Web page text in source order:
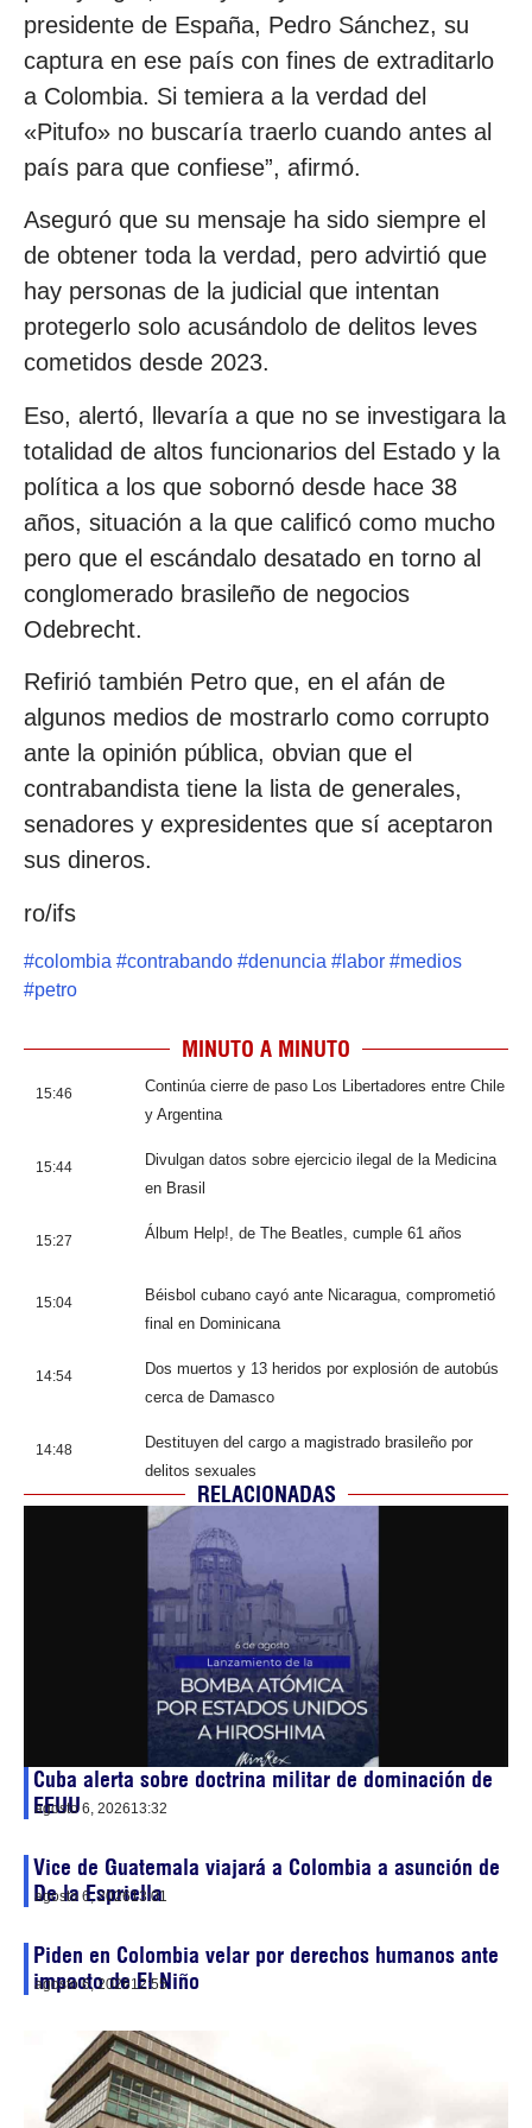
presidente de España, Pedro Sánchez, su
captura en ese país con fines de extraditarlo
a Colombia. Si temiera a la verdad del
«Pitufo» no buscaría traerlo cuando antes al
país para que confiese”, afirmó.
Aseguró que su mensaje ha sido siempre el
de obtener toda la verdad, pero advirtió que
hay personas de la judicial que intentan
protegerlo solo acusándolo de delitos leves
cometidos desde 2023.
Eso, alertó, llevaría a que no se investigara la
totalidad de altos funcionarios del Estado y la
política a los que sobornó desde hace 38
años, situación a la que calificó como mucho
pero que el escándalo desatado en torno al
conglomerado brasileño de negocios
Odebrecht.
Refirió también Petro que, en el afán de
algunos medios de mostrarlo como corrupto
ante la opinión pública, obvian que el
contrabandista tiene la lista de generales,
senadores y expresidentes que sí aceptaron
sus dineros.
ro/ifs
#colombia #contrabando #denuncia # labor #medios
#petro
MINUTO A MINUTO
15:46
Continúa cierre de paso Los Libertadores entre Chile
y Argentina
15:44
Divulgan datos sobre ejercicio ilegal de la Medicina
en Brasil
15:27 Álbum Help!, de The Beatles, cumple 61 años
15:04
Béisbol cubano cayó ante Nicaragua, comprometió
final en Dominicana
14:54
Dos muertos y 13 heridos por explosión de autobús
cerca de Damasco
14:48
Destituyen del cargo a magistrado brasileño por
delitos sexuales
RELACIONADAS
Cuba alerta sobre doctrina militar de dominación de
EEUU
agosto 6, 202613:32
Vice de Guatemala viajará a Colombia a asunción de
De la Espriella
agosto 6, 202613:01
Piden en Colombia velar por derechos humanos ante
impacto de El Niño
agosto 6, 202612:55